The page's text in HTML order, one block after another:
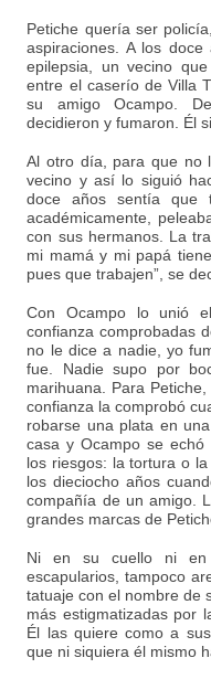
Petiche quería ser
aspiraciones. A los
epilepsia, un vecino
entre el caserío de Villa
su amigo Ocampo.
decidieron y fumaron. Él
Al otro día, para que no
vecino y así lo siguió
doce años sentía que
académicamente,
con sus hermanos. La
mi mamá y mi papá
pues que trabajen”, se
Con Ocampo lo unió
confianza comprobadas
no le dice a nadie, yo
fue. Nadie supo por
marihuana. Para
confianza la comprobó
robarse una plata en
casa y Ocampo se
los riesgos: la tortura o
los dieciocho años
compañía de un amigo.
grandes marcas de
Ni en su cuello ni en
escapularios, tampoco
tatuaje con el nombre de
más estigmatizadas por
Él las quiere como a
que ni siquiera él mismo